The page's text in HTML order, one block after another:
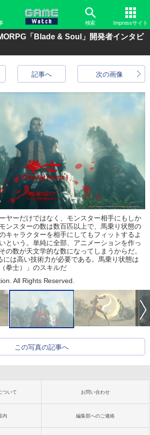
検索 Impressサイト
「Blade & Soul」開発者インタビ
次の画像
記事へ
ヤーだけではなく、モンスター相手にもしか
ンスターの数は数百匹以上で、馬乗り状態の
キャラクターを相手にしてもフィットするよ
という。単純に全部、アニメーションを作っ
の数が天文学的な数になってしまうからだ。
には高い技術力が必要である。馬乗り状態は
拳士）」のスキルだ
All Rights Reserved.
この写真の記事へ
ついて お問い合わせ
内 編集部へのご連絡